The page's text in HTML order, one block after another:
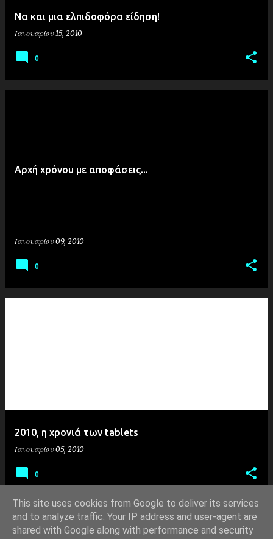
Να και μια ελπιδοφόρα είδηση!
Ιανουαρίου 15, 2010
0
Αρχή χρόνου με αποφάσεις...
Ιανουαρίου 09, 2010
0
2010, η χρονιά των tablets
Ιανουαρίου 05, 2010
0
ΠΕΡΙΣΣΌΤΕΡΕΣ ΑΝΑΡΤΉΣΕΙΣ
This site uses cookies from Google to deliver its services
and to analyze traffic. Your IP address and user-agent are
shared with Google along with performance and security